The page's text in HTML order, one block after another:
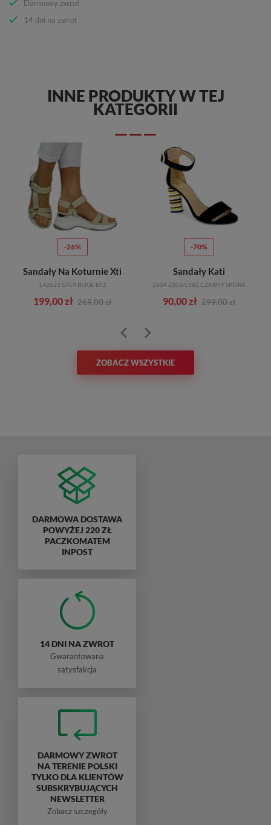
Darmowy zwrot
14 dni na zwrot
INNE PRODUKTY W TEJ
KATEGORII
-26%
Sandały Na Koturnie Xti
142623 S.TEX BEIGE BEŻ
199,00 zł 269,00 zł
-70%
Sandały Kati
2604 Z003/L182 CZARNY SKÓRA
90,00 zł 299,00 zł
ZOBACZ WSZYSTKIE
DARMOWA DOSTAWA
POWYŻEJ 220 ZŁ
PACZKOMATEM
INPOST
14 DNI NA ZWROT
Gwarantowana
satysfakcja
DARMOWY ZWROT
NA TERENIE POLSKI
TYLKO DLA KLIENTÓW
SUBSKRYBUJĄCYCH
NEWSLETTER
Zobacz szczegóły